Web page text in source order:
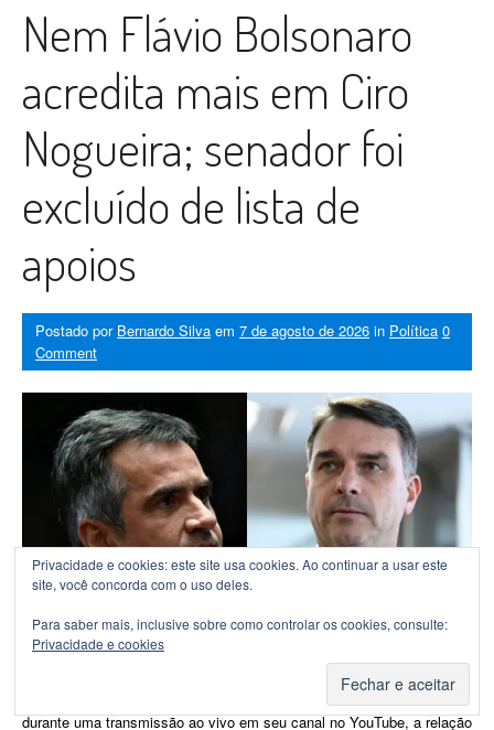
Nem Flávio Bolsonaro
acredita mais em Ciro
Nogueira; senador foi
excluído de lista de
apoios
Postado por Bernardo Silva em 7 de agosto de 2026 in Política 0
Comment
Ciro Nogueira e Flávio Bolsonaro
O senador Flávio Bolsonaro (PL-RJ), candidato do PL à Presidência
da República nas eleições de 2026, anunciou nesta quinta-feira (6),
durante uma transmissão ao vivo em seu canal no YouTube, a relação
Privacidade e cookies: este site usa cookies. Ao continuar a usar este
site, você concorda com o uso deles.
Para saber mais, inclusive sobre como controlar os cookies, consulte:
Privacidade e cookies